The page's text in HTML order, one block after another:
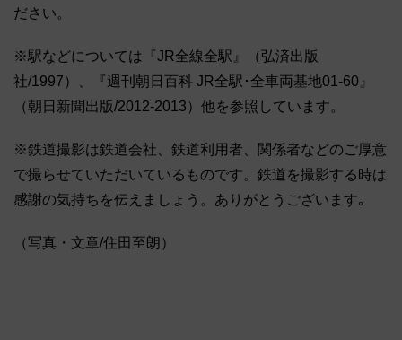
ださい。
※駅などについては『JR全線全駅』（弘済出版
社/1997）、『週刊朝日百科 JR全駅･全車両基地01-60』
（朝日新聞出版/2012-2013）他を参照しています。
※鉄道撮影は鉄道会社、鉄道利用者、関係者などのご厚意
で撮らせていただいているものです。鉄道を撮影する時は
感謝の気持ちを伝えましょう。ありがとうございます｡
（写真・文章/住田至朗）